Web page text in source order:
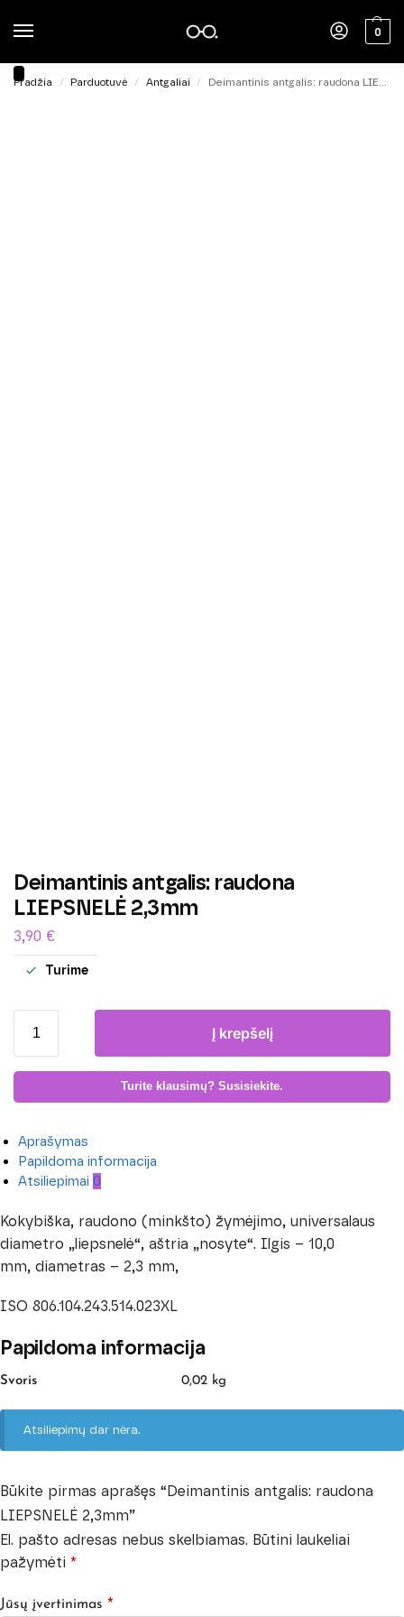
0
Pradžia / Parduotuvė / Antgaliai / Deimantinis antgalis: raudona LIEPSNELĖ 2,3mm
Deimantinis antgalis: raudona
LIEPSNELĖ 2,3mm
3,90 €
Turime
Į krepšelį
Turite klausimų? Susisiekite.
Aprašymas
Papildoma informacija
Atsiliepimai 0
Kokybiška, raudono (minkšto) žymėjimo, universalaus
diametro „liepsnelė“, aštria „nosyte“. Ilgis – 10,0
mm, diametras – 2,3 mm,
ISO 806.104.243.514.023XL
Papildoma informacija
Svoris 0,02 kg
Atsiliepimų dar nėra.
Būkite pirmas aprašęs “Deimantinis antgalis: raudona
LIEPSNELĖ 2,3mm”
El. pašto adresas nebus skelbiamas. Būtini laukeliai
pažymėti *
Jūsų įvertinimas *